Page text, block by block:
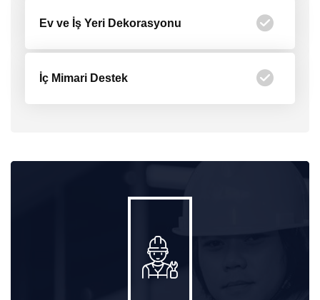
Ev ve İş Yeri Dekorasyonu
İç Mimari Destek